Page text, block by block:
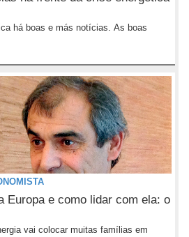
há boas e más notícias. As boas
Europa e como lidar com ela: o
vai colocar muitas famílias em